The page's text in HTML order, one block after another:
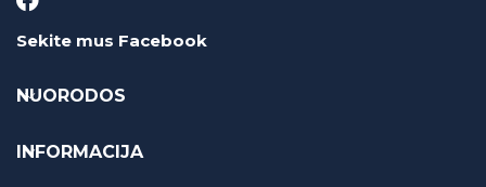
Sekite mus Facebook
NUORODOS
INFORMACIJA